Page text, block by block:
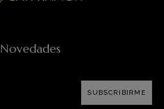
Novedades
SUBSCRIBIRME